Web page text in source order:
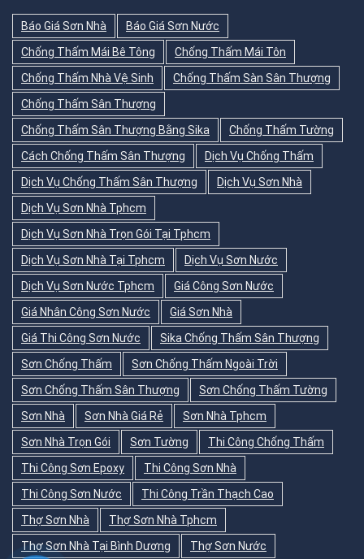
Báo Giá Sơn Nhà
Báo Giá Sơn Nước
Chống Thấm Mái Bê Tông
Chống Thấm Mái Tôn
Chống Thấm Nhà Vệ Sinh
Chống Thấm Sàn Sân Thượng
Chống Thấm Sân Thượng
Chống Thấm Sân Thượng Bằng Sika
Chống Thấm Tường
Cách Chống Thấm Sân Thượng
Dịch Vụ Chống Thấm
Dịch Vụ Chống Thấm Sân Thượng
Dịch Vụ Sơn Nhà
Dịch Vụ Sơn Nhà Tphcm
Dịch Vụ Sơn Nhà Trọn Gói Tại Tphcm
Dịch Vụ Sơn Nhà Tại Tphcm
Dịch Vụ Sơn Nước
Dịch Vụ Sơn Nước Tphcm
Giá Công Sơn Nước
Giá Nhân Công Sơn Nước
Giá Sơn Nhà
Giá Thi Công Sơn Nước
Sika Chống Thấm Sân Thượng
Sơn Chống Thấm
Sơn Chống Thấm Ngoài Trời
Sơn Chống Thấm Sân Thượng
Sơn Chống Thấm Tường
Sơn Nhà
Sơn Nhà Giá Rẻ
Sơn Nhà Tphcm
Sơn Nhà Trọn Gói
Sơn Tường
Thi Công Chống Thấm
Thi Công Sơn Epoxy
Thi Công Sơn Nhà
Thi Công Sơn Nước
Thi Công Trần Thạch Cao
Thợ Sơn Nhà
Thợ Sơn Nhà Tphcm
Thợ Sơn Nhà Tại Bình Dương
Thợ Sơn Nước